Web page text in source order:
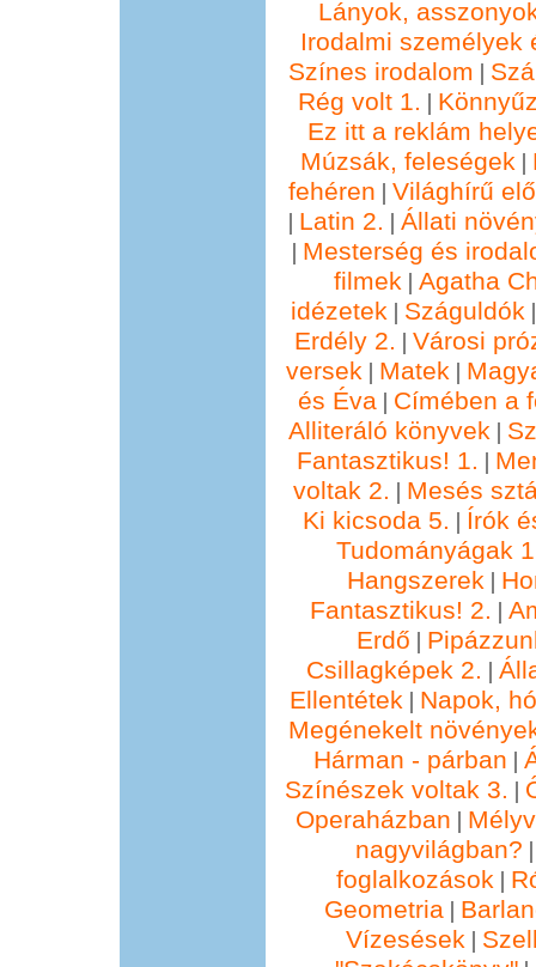
Lányok,
Irodalmi személyek
Színes irodalom |
Rég volt 1. |
Ez itt a reklám
Múzsák, feleségek |
fehéren | Világhírű
| Latin 2. | Állati
| Mesterség és
filmek | Agatha
idézetek | Száguldók
Erdély 2. | Városi
versek | Matek |
és Éva | Címében a
Alliteráló könyvek |
Fantasztikus! 1. |
voltak 2. | Mesés
Ki kicsoda 5. | Írók
Tudományágak
Hangszerek |
Fantasztikus! 2. |
Erdő |
Csillagképek 2. |
Ellentétek | Napok,
Megénekelt
Hárman - párban |
Színészek voltak 3. |
Operaházban |
nagyvilágban?
foglalkozások |
Geometria|
Vízesések |